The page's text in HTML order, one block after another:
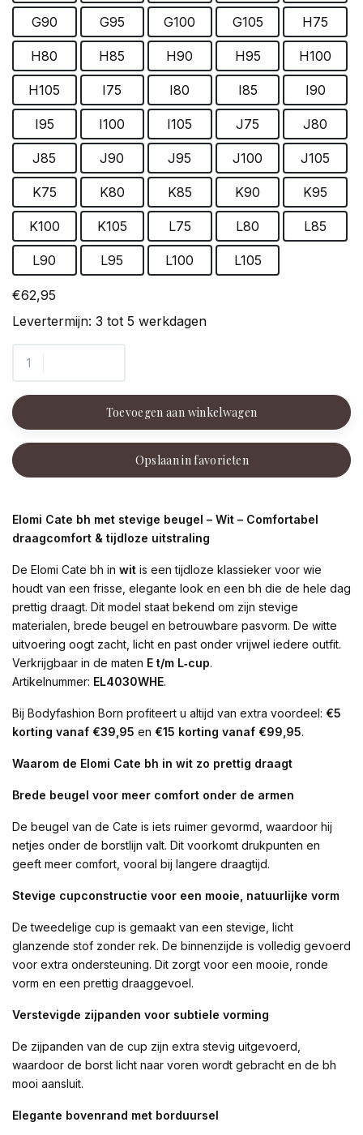
G90 G95 G100 G105 H75
H80 H85 H90 H95 H100
H105 I75 I80 I85 I90
I95 I100 I105 J75 J80
J85 J90 J95 J100 J105
K75 K80 K85 K90 K95
K100 K105 L75 L80 L85
L90 L95 L100 L105
€62,95
Levertermijn: 3 tot 5 werkdagen
Toevoegen aan winkelwagen
Opslaan in favorieten
Elomi Cate bh met stevige beugel – Wit – Comfortabel
draagcomfort & tijdloze uitstraling
De Elomi Cate bh in wit is een tijdloze klassieker voor wie
houdt van een frisse, elegante look en een bh die de hele dag
prettig draagt. Dit model staat bekend om zijn stevige
materialen, brede beugel en betrouwbare pasvorm. De witte
uitvoering oogt zacht, licht en past onder vrijwel iedere outfit.
Verkrijgbaar in de maten E t/m L‑cup.
Artikelnummer: EL4030WHE.
Bij Bodyfashion Born profiteert u altijd van extra voordeel: €5
korting vanaf €39,95 en €15 korting vanaf €99,95.
Waarom de Elomi Cate bh in wit zo prettig draagt
Brede beugel voor meer comfort onder de armen
De beugel van de Cate is iets ruimer gevormd, waardoor hij
netjes onder de borstlijn valt. Dit voorkomt drukpunten en
geeft meer comfort, vooral bij langere draagtijd.
Stevige cupconstructie voor een mooie, natuurlijke vorm
De tweedelige cup is gemaakt van een stevige, licht
glanzende stof zonder rek. De binnenzijde is volledig gevoerd
voor extra ondersteuning. Dit zorgt voor een mooie, ronde
vorm en een prettig draaggevoel.
Verstevigde zijpanden voor subtiele vorming
De zijpanden van de cup zijn extra stevig uitgevoerd,
waardoor de borst licht naar voren wordt gebracht en de bh
mooi aansluit.
Elegante bovenrand met borduursel